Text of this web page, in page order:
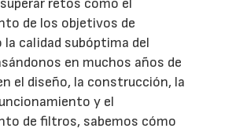
retos como el
de los objetivos de
la calidad subóptima del
en muchos años de
el diseño, la construcción, la
y el
de filtros, sabemos cómo